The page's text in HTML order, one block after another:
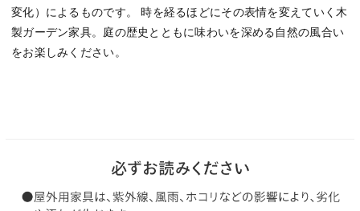
変化）によるものです。 時を経るほどにその表情を変えていく木
製ガーデン家具。庭の歴史とともに味わいを深める自然の風合い
をお楽しみください。